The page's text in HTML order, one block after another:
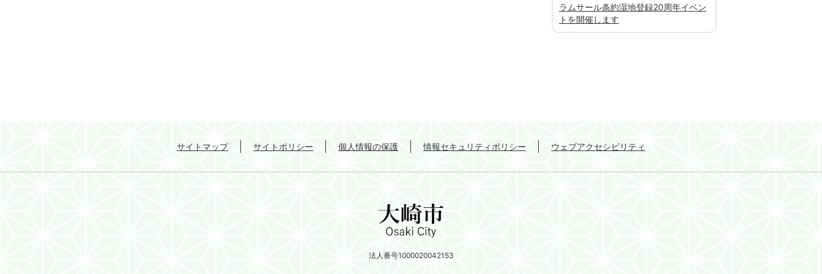
ラムサール条約湿地登録20周年イベン
トを開催します
サイトマップ サイトポリシー 個人情報の保護 情報セキュリティポリシー ウェブアクセシビリティ
法人番号1000020042153